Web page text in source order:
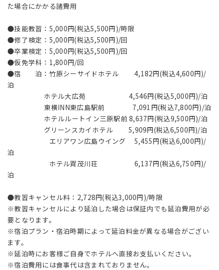
た場合にかかる諸費用
●技能教習：5,000円(税込5,500円)/時限
●修了検定：5,000円(税込5,500円)/回
●卒業検定：5,000円(税込5,500円)/回
●仮免学科：1,800円/回
●宿 泊：竹原シーサイドホテル 4,182円(税込4,600円)/
泊
ホテル大広苑 4,546円(税込5,000円)/泊
東横INN東広島駅前 7,091円(税込7,800円)/泊
ホテルルートイン三原駅前 8,637円(税込9,500円)/泊
グリーンスカイホテル 5,909円(税込6,500円)/泊
エリアワン広島ウイング 5,455円(税込6,000円)/
泊
ホテル賀茂川荘 6,137円(税込6,750円)/
泊
●教習キャンセル料：2,728円(税込3,000円)/時限
※教習キャンセルにより延泊した場合は保証内でも延泊費用が必
要となります。
※宿泊プラン・宿泊時期によって延泊料金が異なる場合がござい
ます。
※延泊時にお客様ご自身でホテルへ直接お支払いください。
※宿泊費用には食事代は含まれておりません。